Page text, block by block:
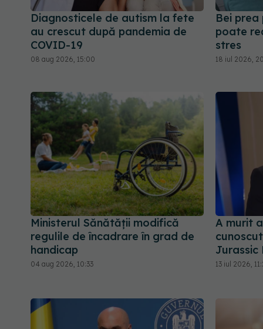
Diagnosticele de autism la fete
au crescut după pandemia de
COVID-19
08 aug 2026, 15:00
Bei prea
poate
stres
18 iul 2026,
Ministerul Sănătății modifică
regulile de încadrare în grad de
handicap
04 aug 2026, 10:33
A murit
Jurassic
13 iul 2026,